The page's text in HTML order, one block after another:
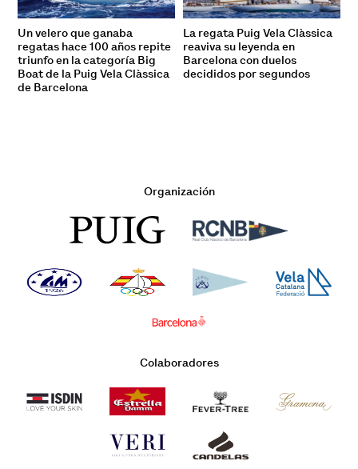
Un velero que ganaba
regatas hace 100 años repite
triunfo en la categoría Big
Boat de la Puig Vela Clàssica
de Barcelona
La regata Puig Vela Clàssica
reaviva su leyenda en
Barcelona con duelos
decididos por segundos
Organización
Colaboradores